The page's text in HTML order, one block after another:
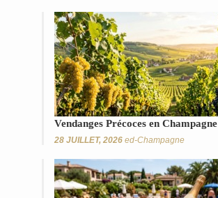
Vendanges Précoces en Champagne
28 JUILLET, 2026 ed-Champagne